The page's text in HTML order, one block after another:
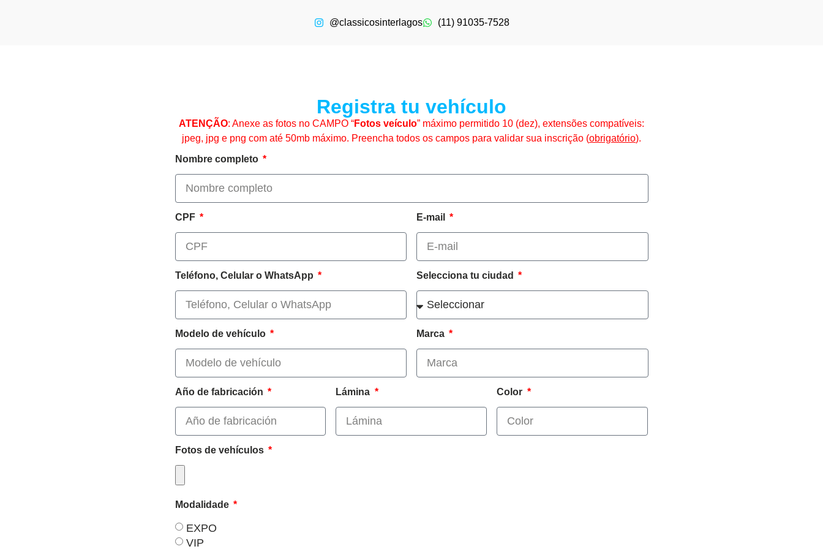
@classicosinterlagos (11) 91035-7528
Registra tu vehículo
ATENÇÃO: Anexe as fotos no CAMPO “Fotos veículo” máximo permitido 10 (dez), extensões compatíveis:
jpeg, jpg e png com até 50mb máximo. Preencha todos os campos para validar sua inscrição (obrigatório).
Nombre completo
CPF E-mail
Teléfono, Celular o WhatsApp Selecciona tu ciudad
Modelo de vehículo Marca
Año de fabricación Lámina Color
Fotos de vehículos
Modalidade
EXPO
VIP